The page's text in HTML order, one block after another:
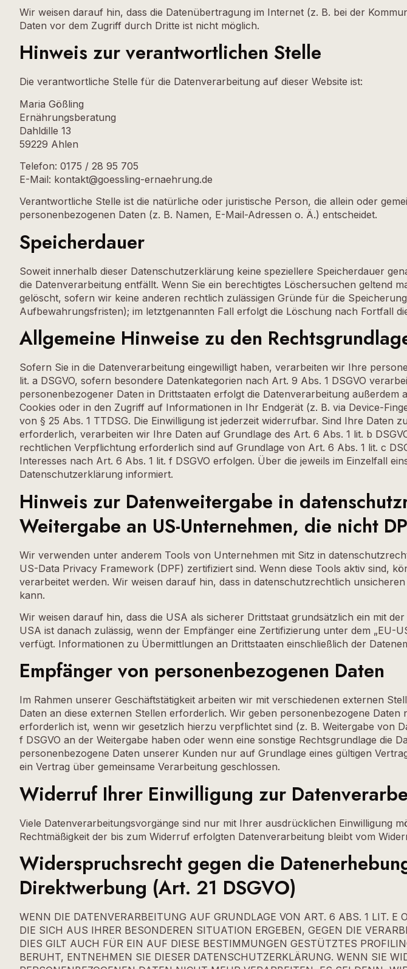
Wir weisen darauf hin, dass die Datenübertragung im Internet (z. B. bei der
Daten vor dem Zugriff durch Dritte ist nicht möglich.
Hinweis zur verantwortlichen Stelle
Die verantwortliche Stelle für die Datenverarbeitung auf dieser Website ist:
Maria Gößling
Ernährungsberatung
Dahldille 13
59229 Ahlen
Telefon: 0175 / 28 95 705
E-Mail: kontakt@goessling-ernaehrung.de
Verantwortliche Stelle ist die natürliche oder juristische Person, die allein oder
personenbezogenen Daten (z. B. Namen, E-Mail-Adressen o. Ä.) entscheidet.
Speicherdauer
Soweit innerhalb dieser Datenschutzerklärung keine speziellere Speicherdauer
die Datenverarbeitung entfällt. Wenn Sie ein berechtigtes Löschersuchen geltend
gelöscht, sofern wir keine anderen rechtlich zulässigen Gründe für die
Aufbewahrungsfristen); im letztgenannten Fall erfolgt die Löschung nach Fortfall
Allgemeine Hinweise zu den
Sofern Sie in die Datenverarbeitung eingewilligt haben, verarbeiten wir Ihre
lit. a DSGVO, sofern besondere Datenkategorien nach Art. 9 Abs. 1 DSGVO
personenbezogener Daten in Drittstaaten erfolgt die Datenverarbeitung
Cookies oder in den Zugriff auf Informationen in Ihr Endgerät (z. B. via Device-
von § 25 Abs. 1 TTDSG. Die Einwilligung ist jederzeit widerrufbar. Sind Ihre
erforderlich, verarbeiten wir Ihre Daten auf Grundlage des Art. 6 Abs. 1 lit. b
rechtlichen Verpflichtung erforderlich sind auf Grundlage von Art. 6 Abs. 1 lit. c
Interesses nach Art. 6 Abs. 1 lit. f DSGVO erfolgen. Über die jeweils im Einzelfall
Datenschutzerklärung informiert.
Hinweis zur Datenweitergabe in
Weitergabe an US-Unternehmen, die nicht
Wir verwenden unter anderem Tools von Unternehmen mit Sitz in
US-Data Privacy Framework (DPF) zertifiziert sind. Wenn diese Tools aktiv sind,
verarbeitet werden. Wir weisen darauf hin, dass in datenschutzrechtlich
kann.
Wir weisen darauf hin, dass die USA als sicherer Drittstaat grundsätzlich ein mit
USA ist danach zulässig, wenn der Empfänger eine Zertifizierung unter dem „EU-
verfügt. Informationen zu Übermittlungen an Drittstaaten einschließlich der
Empfänger von personenbezogenen Daten
Im Rahmen unserer Geschäftstätigkeit arbeiten wir mit verschiedenen externen
Daten an diese externen Stellen erforderlich. Wir geben personenbezogene
erforderlich ist, wenn wir gesetzlich hierzu verpflichtet sind (z. B. Weitergabe von
f DSGVO an der Weitergabe haben oder wenn eine sonstige Rechtsgrundlage die
personenbezogene Daten unserer Kunden nur auf Grundlage eines gültigen
ein Vertrag über gemeinsame Verarbeitung geschlossen.
Widerruf Ihrer Einwilligung zur
Viele Datenverarbeitungsvorgänge sind nur mit Ihrer ausdrücklichen Einwilligung
Rechtmäßigkeit der bis zum Widerruf erfolgten Datenverarbeitung bleibt vom
Widerspruchsrecht gegen die
Direktwerbung (Art. 21 DSGVO)
WENN DIE DATENVERARBEITUNG AUF GRUNDLAGE VON ART. 6 ABS. 1 LIT.
DIE SICH AUS IHRER BESONDEREN SITUATION ERGEBEN, GEGEN DIE
DIES GILT AUCH FÜR EIN AUF DIESE BESTIMMUNGEN GESTÜTZTES
BERUHT, ENTNEHMEN SIE DIESER DATENSCHUTZERKLÄRUNG. WENN SIE